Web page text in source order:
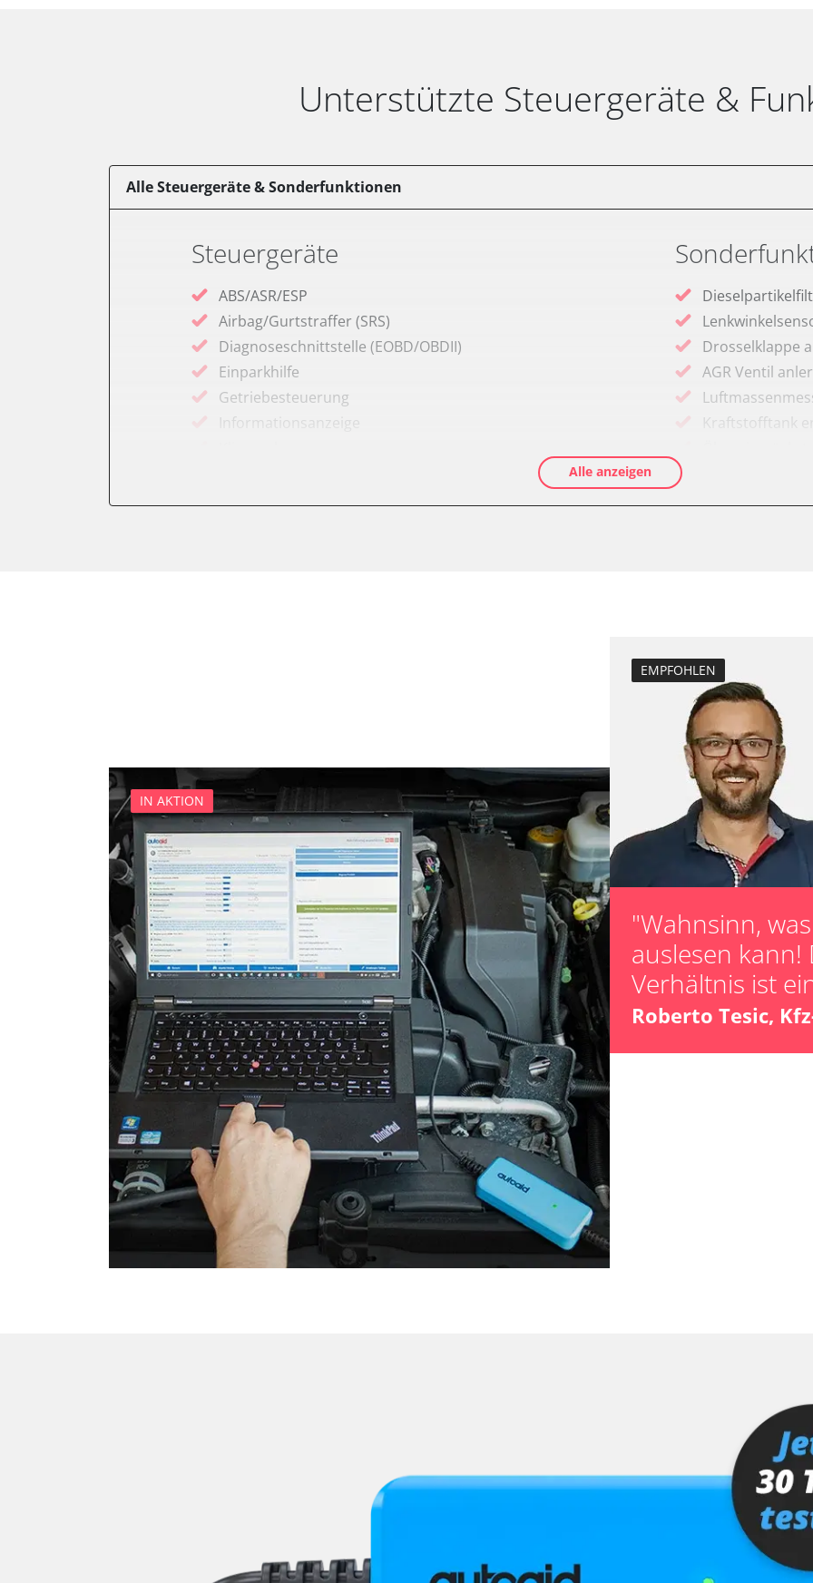
Unterstützte Steuergeräte &
Alle Steuergeräte & Sonderfunktionen
Steuergeräte
ABS/ASR/ESP
Airbag/Gurtstraffer (SRS)
Diagnoseschnittstelle (EOBD/OBDII)
Einparkhilfe
Getriebesteuerung
Informationsanzeige
Drosselklappe
AGR Ventil
Kraftstofftank
Lamdasonde
Raildrucksensor
Reset nach
Turbolader
Zurücksetzen
Zurücksetzen
Verfügbarkeit abhängig von Modell, Motorisierung, Ausstattung und Konfiguration
Alle anzeigen
IN AKTION
EMPFOHLEN
"Wahnsinn,
auslesen kann!
Verhältnis ist
Roberto Tesic,